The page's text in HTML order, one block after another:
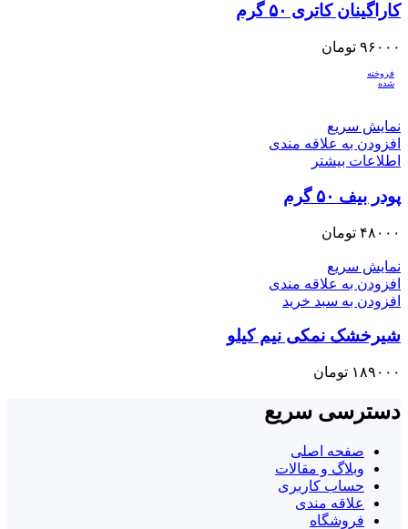
کاراگینان کاتری ۵۰ گرم
۹۶۰۰۰ تومان
فروخته
شده
نمایش سریع
افزودن به علاقه مندی
اطلاعات بیشتر
پودر بیف ۵۰ گرم
۴۸۰۰۰ تومان
نمایش سریع
افزودن به علاقه مندی
افزودن به سبد خرید
شیرخشک نمکی نیم کیلو
۱۸۹۰۰۰ تومان
دسترسی سریع
صفحه اصلی
وبلاگ و مقالات
حساب کاربری
علاقه مندی
فروشگاه